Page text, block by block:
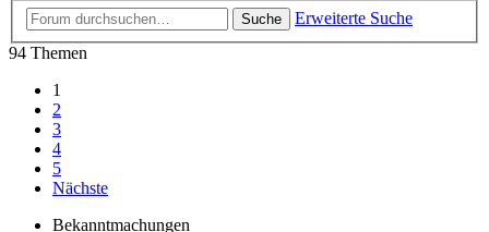
Suche
Erweiterte Suche
94 Themen
1
2
3
4
5
Nächste
Bekanntmachungen